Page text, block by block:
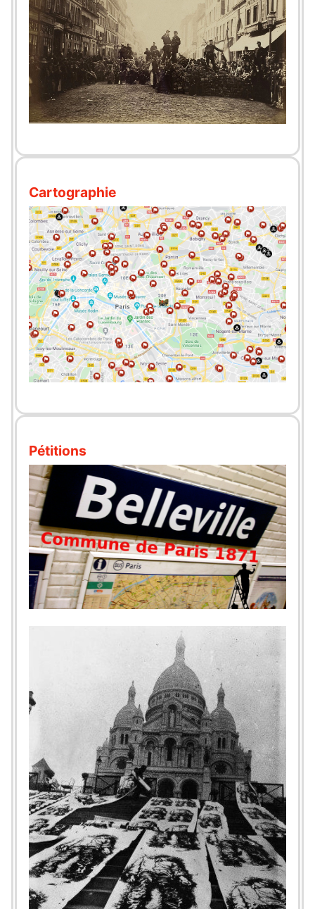
Cartographie
Pétitions